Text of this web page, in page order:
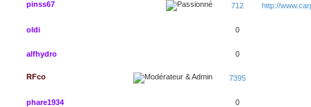
pinss67 712 http://
oldi 0
alfhydro 0
RFco 7395
phare1934 0